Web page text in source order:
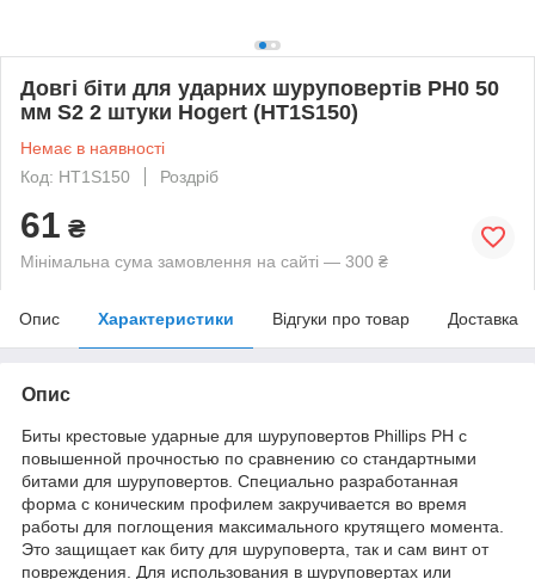
Довгі біти для ударних шуруповертів PH0 50
мм S2 2 штуки Hogert (HT1S150)
Немає в наявності
Код: HT1S150
Роздріб
61 ₴
Мінімальна сума замовлення на сайті — 300 ₴
Опис Характеристики Відгуки про товар Доставка
Опис
Биты крестовые ударные для шуруповертов Phillips PH с
повышенной прочностью по сравнению со стандартными
битами для шуруповертов. Специально разработанная
форма с коническим профилем закручивается во время
работы для поглощения максимального крутящего момента.
Это защищает как биту для шуруповерта, так и сам винт от
повреждения. Для использования в шуруповертах или